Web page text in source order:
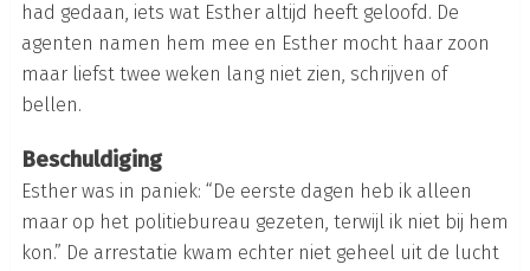
had gedaan, iets wat Esther altijd heeft geloofd. De
agenten namen hem mee en Esther mocht haar zoon
maar liefst twee weken lang niet zien, schrijven of
bellen.
Beschuldiging
Esther was in paniek: “De eerste dagen heb ik alleen
maar op het politiebureau gezeten, terwijl ik niet bij hem
kon.” De arrestatie kwam echter niet geheel uit de lucht